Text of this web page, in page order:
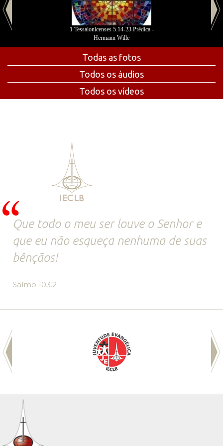
1 Tessalonicenses 5.14-23 Prédica -
Hermann Wille
Todas as fotos
Todos os áudios
Todos os vídeos
Que todo o meu ser louve o Senhor e
que eu não esqueça nenhuma de suas
bênçãos!
Salmo 103.2